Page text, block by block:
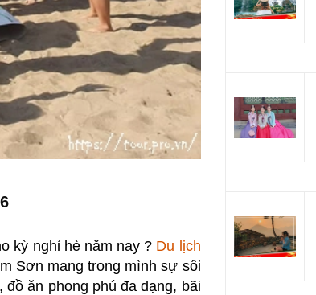
kỳ nghỉ hè năm nay ? Du lịch
Sơn mang trong mình sự sôi
ăn phong phú đa dạng, bãi